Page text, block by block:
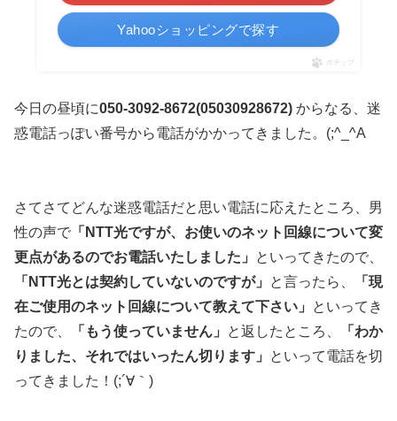
Yahooショッピングで探す
ポチップ
今日の昼頃に050-3092-8672(05030928672) からなる、迷
惑電話っぽい番号から電話がかかってきました。(;^_^A
さてさてどんな迷惑電話だと思い電話に応えたところ、男
性の声で 「NTT光ですが、お使いのネット回線について変
更点があるのでお電話いたしました」
といってきたので、
「NTT光とは契約していないのですが」
と言ったら、
「現
在ご使用のネット回線について教えて下さい」
といってき
たので、
「もう使っていません」 と返したところ、
「わか
りました、それではいったん切ります」
といって電話を切
ってきました！(;´∀｀)